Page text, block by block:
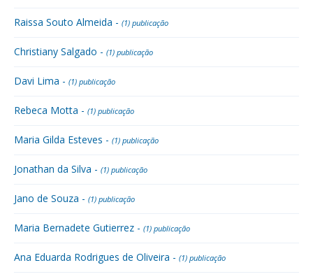
Raissa Souto Almeida - (1) publicação
Christiany Salgado - (1) publicação
Davi Lima - (1) publicação
Rebeca Motta - (1) publicação
Maria Gilda Esteves - (1) publicação
Jonathan da Silva - (1) publicação
Jano de Souza - (1) publicação
Maria Bernadete Gutierrez - (1) publicação
Ana Eduarda Rodrigues de Oliveira - (1) publicação